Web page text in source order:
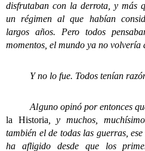
disfrutaban con la derrota, y más
un régimen al que habían
largos años. Pero todos
momentos, el mundo ya no volvería
Y no lo fue. Todos tenían
Alguno opinó por entonces que
la Historia , y muchos,
también el de todas las guerras,
ha afligido desde que los